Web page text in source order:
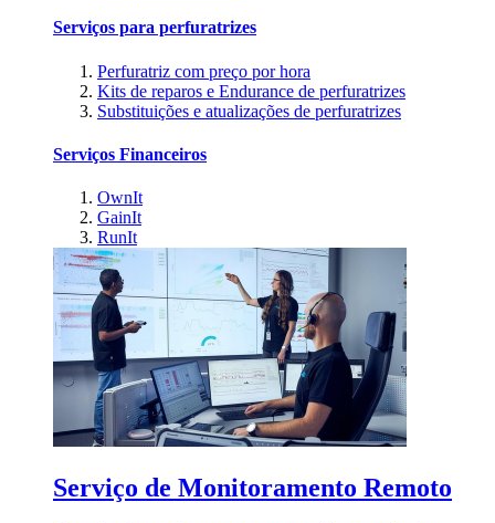
Serviços para perfuratrizes
Perfuratriz com preço por hora
Kits de reparos e Endurance de perfuratrizes
Substituições e atualizações de perfuratrizes
Serviços Financeiros
OwnIt
GainIt
RunIt
Serviço de Monitoramento Remoto